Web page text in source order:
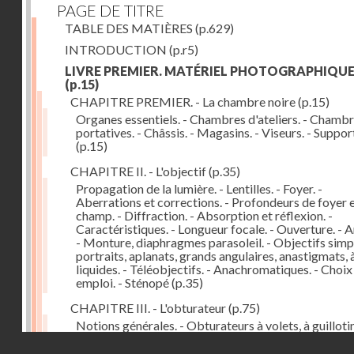
PAGE DE TITRE
TABLE DES MATIÈRES (p.629)
INTRODUCTION (p.r5)
LIVRE PREMIER. MATÉRIEL PHOTOGRAPHIQUE
(p.15)
CHAPITRE PREMIER. - La chambre noire(p.15)
Organes essentiels. - Chambres d'ateliers. -
portatives. - Châssis. - Magasins. - Viseurs. -
(p.15)
CHAPITRE II. - L'objectif(p.35)
Propagation de la lumière. - Lentilles. - Foyer. -
Aberrations et corrections. - Profondeurs de foyer
champ. - Diffraction. - Absorption et réflexion. -
Caractéristiques. - Longueur focale. - Ouverture. -
- Monture, diaphragmes parasoleil. - Objectifs
portraits, aplanats, grands angulaires, anastigmats,
liquides. - Téléobjectifs. - Anachromatiques. -
emploi. - Sténopé(p.35)
CHAPITRE III. - L'obturateur(p.75)
Notions générales. - Obturateurs à volets, à